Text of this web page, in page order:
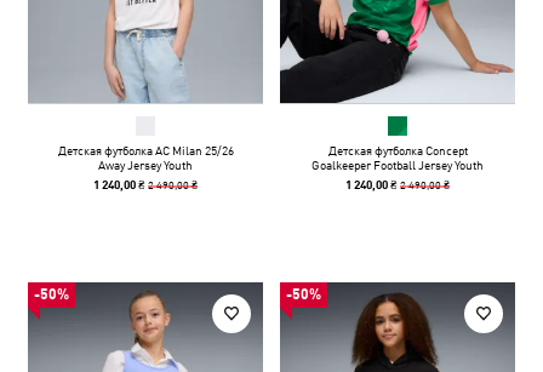
Детская футболка AC Milan 25/26
Away Jersey Youth
1 240,00 ₴2 490,00 ₴
Детская футболка Concept
Goalkeeper Football Jersey Youth
1 240,00 ₴2 490,00 ₴
-50% -50%